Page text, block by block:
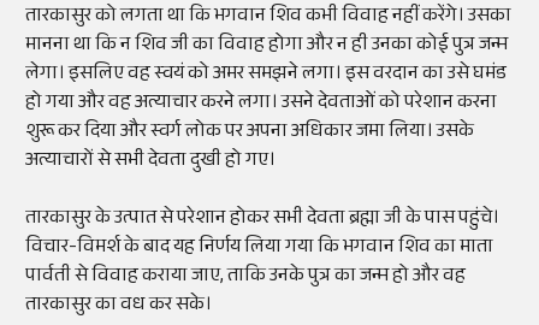
तारकासुर को लगता था कि भगवान शिव कभी विवाह नहीं करेंगे। उसका
मानना था कि न शिव जी का विवाह होगा और न ही उनका कोई पुत्र जन्म
लेगा। इसलिए वह स्वयं को अमर समझने लगा। इस वरदान का उसे घमंड
हो गया और वह अत्याचार करने लगा। उसने देवताओं को परेशान करना
शुरू कर दिया और स्वर्ग लोक पर अपना अधिकार जमा लिया। उसके
अत्याचारों से सभी देवता दुखी हो गए।
तारकासुर के उत्पात से परेशान होकर सभी देवता ब्रह्मा जी के पास पहुंचे।
विचार-विमर्श के बाद यह निर्णय लिया गया कि भगवान शिव का माता
पार्वती से विवाह कराया जाए, ताकि उनके पुत्र का जन्म हो और वह
तारकासुर का वध कर सके।